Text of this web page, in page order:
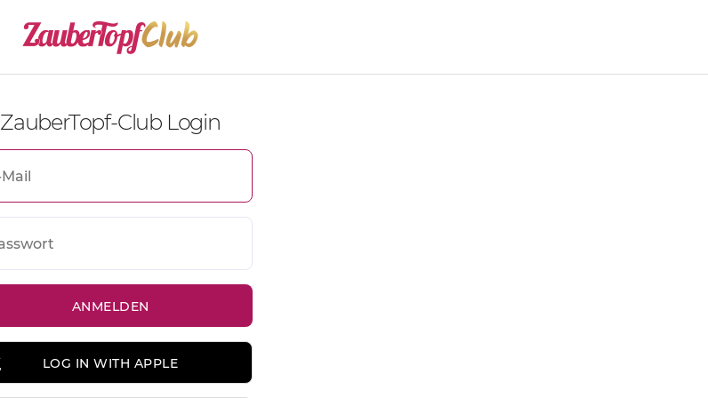
ZauberTopf-Club Login
LOG IN WITH APPLE